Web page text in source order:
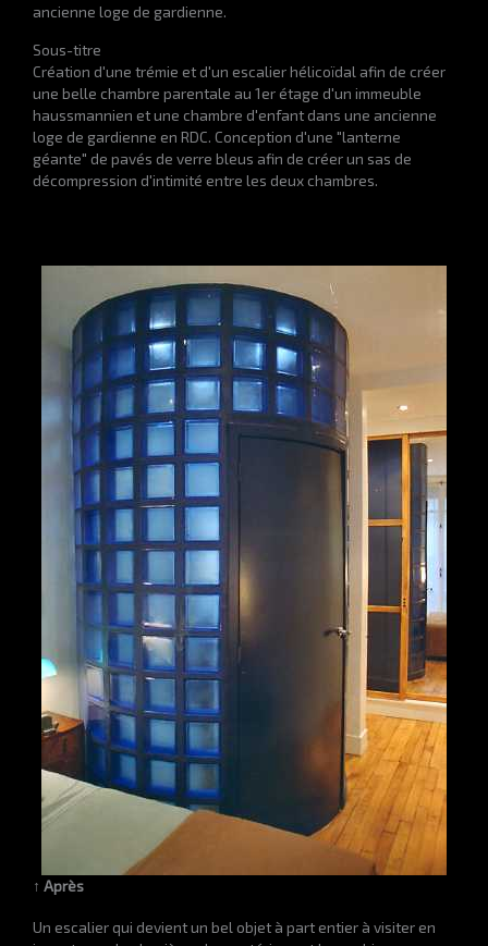
ancienne loge de gardienne.
Sous-titre
Création d'une trémie et d'un escalier hélicoïdal afin de créer
une belle chambre parentale au 1er étage d'un immeuble
haussmannien et une chambre d'enfant dans une ancienne
loge de gardienne en RDC. Conception d'une "lanterne
géante" de pavés de verre bleus afin de créer un sas de
décompression d'intimité entre les deux chambres.
↑ Après
Un escalier qui devient un bel objet à part entier à visiter en